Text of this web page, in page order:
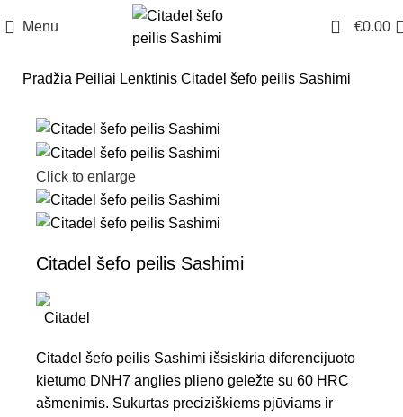
Menu 0 €0.00
Pradžia Peiliai Lenktinis Citadel šefo peilis Sashimi
Click to enlarge
Citadel šefo peilis Sashimi
Citadel šefo peilis Sashimi išsiskiria diferencijuoto
kietumo DNH7 anglies plieno geležte su 60 HRC
ašmenimis. Sukurtas preciziškiems pjūviams ir